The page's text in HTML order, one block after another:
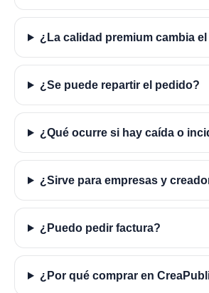
¿La calidad premium cambia
¿Se puede repartir el pedido?
¿Qué ocurre si hay caída o
¿Sirve para empresas y
¿Puedo pedir factura?
¿Por qué comprar en